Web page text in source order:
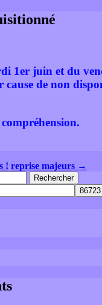
1er juin et du
cause de non
! reprise majeurs →